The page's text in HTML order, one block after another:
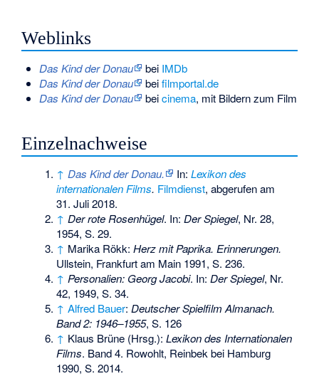
Weblinks
Das Kind der Donau bei IMDb
Das Kind der Donau
beifilmportal.de
Das Kind der Donau
beicinema, mit Bildern zum Film
Einzelnachweise
↑ Das Kind der Donau. In:Lexikon des
internationalen Films. Filmdienst, abgerufen am
31. Juli 2018.
↑ Der rote Rosenhügel. In:Der Spiegel, Nr. 28,
1954, S. 29.
↑ Marika Rökk:Herz mit Paprika. Erinnerungen.
Ullstein, Frankfurt am Main 1991, S. 236.
↑ Personalien: Georg Jacobi. In:Der Spiegel, Nr.
42, 1949, S. 34.
↑ Alfred Bauer:Deutscher Spielfilm Almanach.
Band 2: 1946–1955, S. 126
↑ Klaus Brüne (Hrsg.):Lexikon des Internationalen
Films. Band 4. Rowohlt, Reinbek bei Hamburg
1990, S. 2014.